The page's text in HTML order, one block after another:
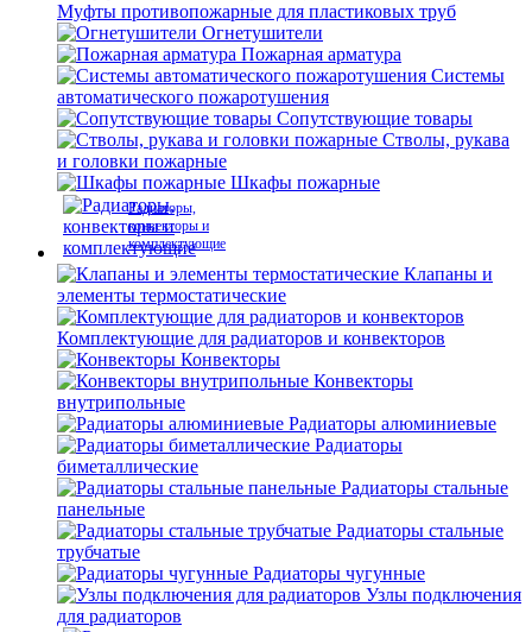
Муфты противопожарные для пластиковых труб
Огнетушители
Пожарная арматура
Системы
автоматического пожаротушения
Сопутствующие товары
Стволы, рукава
и головки пожарные
Шкафы пожарные
Радиаторы,
конвекторы и
комплектующие
Клапаны и
элементы термостатические
Комплектующие для радиаторов и конвекторов
Конвекторы
Конвекторы
внутрипольные
Радиаторы алюминиевые
Радиаторы
биметаллические
Радиаторы стальные
панельные
Радиаторы стальные
трубчатые
Радиаторы чугунные
Узлы подключения
для радиаторов